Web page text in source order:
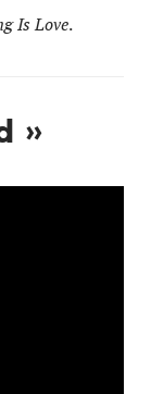
Is Love.
»